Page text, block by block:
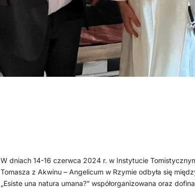
W dniach 14-16 czerwca 2024 r. w Instytucie
Tomasza z Akwinu – Angelicum w Rzymie odbyła się
„Esiste una natura umana?” współorganizowana oraz